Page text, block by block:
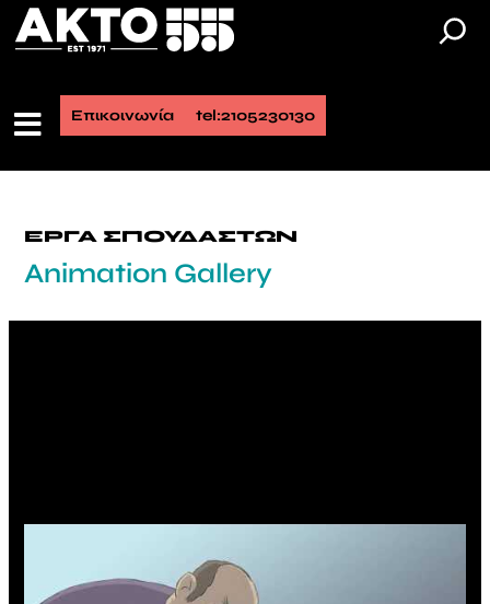
Επικοινωνία tel:2105230130
ΕΡΓΑ ΣΠΟΥΔΑΣΤΩΝ
Animation Gallery